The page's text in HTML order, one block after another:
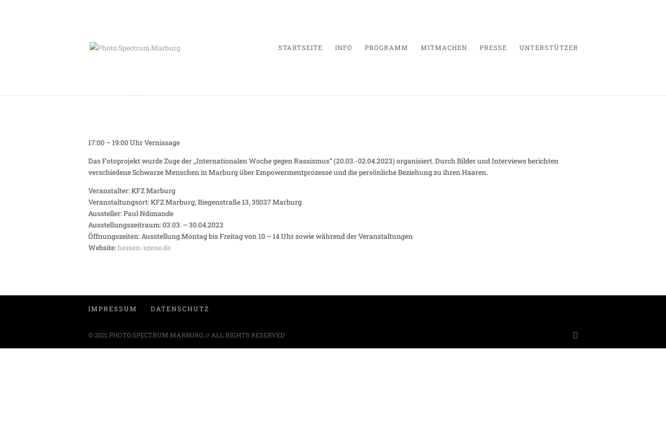
STARTSEITE INFO PROGRAMM MITMACHEN PRESSE UNTERSTÜTZER
17:00 – 19:00 Uhr Vernissage
Das Fotoprojekt wurde Zuge der ,,Internationalen Woche gegen Rassismus“ (20.03.-02.04.2023) organisiert. Durch Bilder und Interviews berichten
verschiedene Schwarze Menschen in Marburg über Empowermentprozesse und die persönliche Beziehung zu ihren Haaren.
Veranstalter: KFZ Marburg
Veranstaltungsort: KFZ Marburg, Biegenstraße 13, 35037 Marburg
Aussteller: Paul Ndimande
Ausstellungszeitraum: 03.03. – 30.04.2023
Öffnungszeiten: Ausstellung Montag bis Freitag von 10 – 14 Uhr sowie während der Veranstaltungen
Website:hessen-szene.de
IMPRESSUM DATENSCHUTZ
© 2021 PHOTO.SPECTRUM.MARBURG // ALL RIGHTS RESERVED